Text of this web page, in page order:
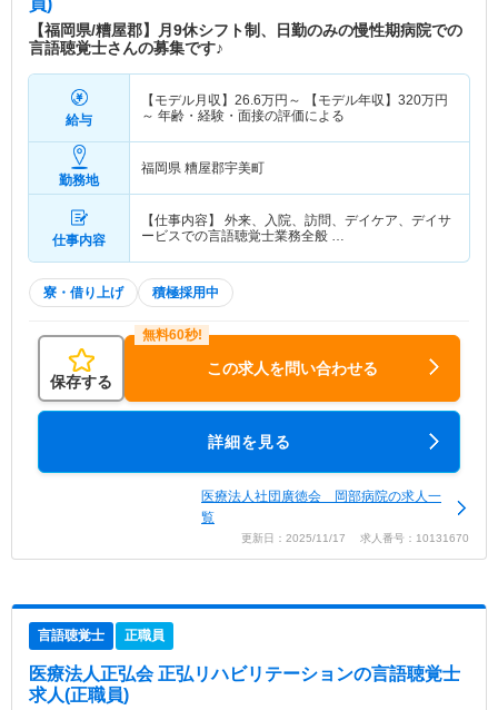
員)
【福岡県/糟屋郡】月9休シフト制、日勤のみの慢性期病院での
言語聴覚士さんの募集です♪
給与
【モデル月収】 26.6万円～ 【モデル年収】 320万円
～ 年齢・経験・面接の評価による
勤務地
福岡県 糟屋郡宇美町
仕事内容
【仕事内容】 外来、入院、訪問、デイケア、デイサ
ービスでの言語聴覚士業務全般 …
寮・借り上げ 積極採用中
保存する
この求人を問い合わせる
詳細を見る
医療法人社団廣徳会 岡部病院の求人一
覧
更新日：2025/11/17 求人番号：10131670
言語聴覚士 正職員
医療法人正弘会 正弘リハビリテーションの言語聴覚士
求人(正職員)